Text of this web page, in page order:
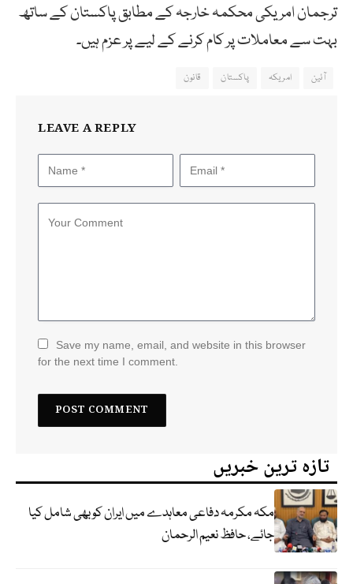
ترجمان امریکی محکمہ خارجہ کے مطابق پاکستان کے ساتھ
بہت سے معاملات پر کام کرنے کے لیے پر عزم ہیں۔
آئین امریکہ پاکستان قانون
LEAVE A REPLY
Save my name, email, and website in this browser
for the next time I comment.
تازہ ترین خبریں
مکہ مکرمہ دفاعی معاہدے میں ایران کو بھی شامل کیا
جائے، حافظ نعیم الرحمان